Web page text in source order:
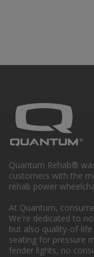
Quantum Rehab®
customers with the
rehab power
At Quantum,
We're dedicated to
but also quality-of-
seating for pressure
fender lights, no